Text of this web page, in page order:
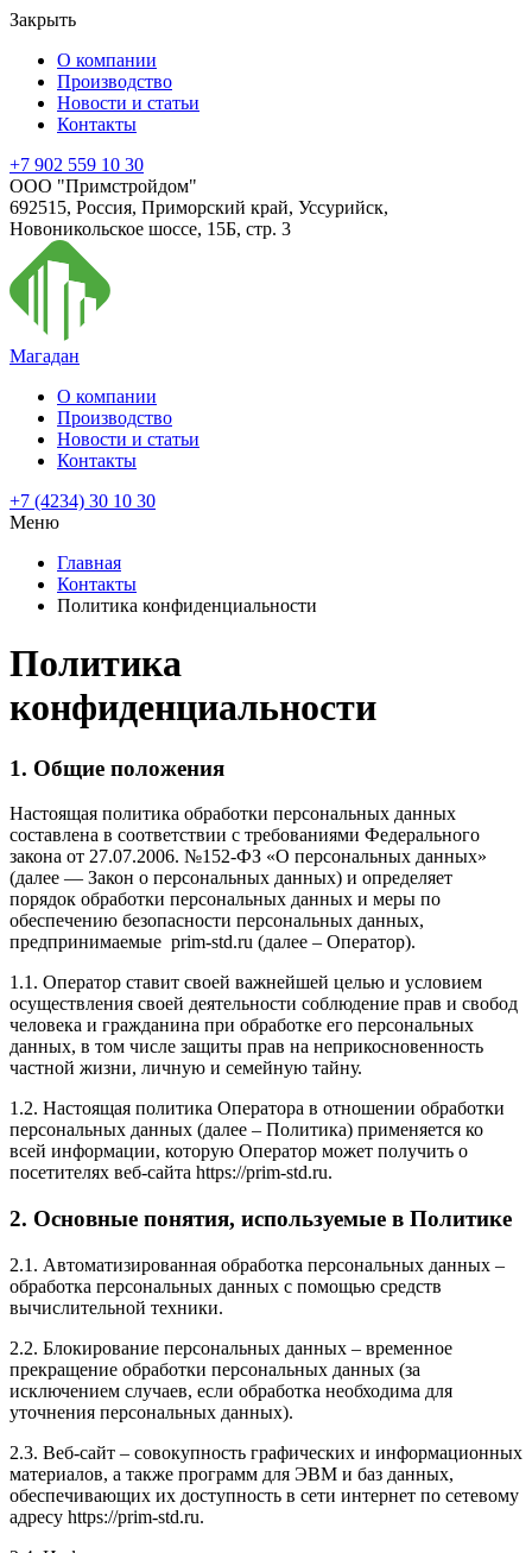
Закрыть
О компании
Производство
Новости и статьи
Контакты
+7 902 559 10 30
ООО "Примстройдом"
692515, Россия, Приморский край, Уссурийск,
Новоникольское шоссе, 15Б, стр. 3
Магадан
О компании
Производство
Новости и статьи
Контакты
+7 (4234) 30 10 30
Меню
Главная
Контакты
Политика конфиденциальности
Политика
конфиденциальности
1. Общие положения
Настоящая политика обработки персональных данных
составлена в соответствии с требованиями Федерального
закона от 27.07.2006. №152-ФЗ «О персональных данных»
(далее — Закон о персональных данных) и определяет
порядок обработки персональных данных и меры по
обеспечению безопасности персональных данных,
предпринимаемые prim-std.ru (далее – Оператор).
1.1. Оператор ставит своей важнейшей целью и условием
осуществления своей деятельности соблюдение прав и свобод
человека и гражданина при обработке его персональных
данных, в том числе защиты прав на неприкосновенность
частной жизни, личную и семейную тайну.
1.2. Настоящая политика Оператора в отношении обработки
персональных данных (далее – Политика) применяется ко
всей информации, которую Оператор может получить о
посетителях веб-сайта https://prim-std.ru.
2. Основные понятия, используемые в Политике
2.1. Автоматизированная обработка персональных данных –
обработка персональных данных с помощью средств
вычислительной техники.
2.2. Блокирование персональных данных – временное
прекращение обработки персональных данных (за
исключением случаев, если обработка необходима для
уточнения персональных данных).
2.3. Веб-сайт – совокупность графических и информационных
материалов, а также программ для ЭВМ и баз данных,
обеспечивающих их доступность в сети интернет по сетевому
адресу https://prim-std.ru.